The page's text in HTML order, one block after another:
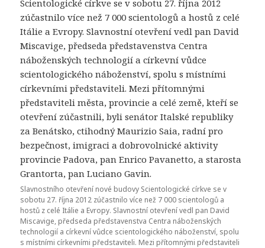
Slavnostního otevření nové budovy Scientologické církve se v
sobotu 27. října 2012 zúčastnilo více než 7 000 scientologů a
hostů z celé Itálie a Evropy. Slavnostní otevření vedl pan David
Miscavige, předseda představenstva Centra náboženských
technologií a církevní vůdce scientologického náboženství, spolu
s místními církevními představiteli. Mezi přítomnými představiteli